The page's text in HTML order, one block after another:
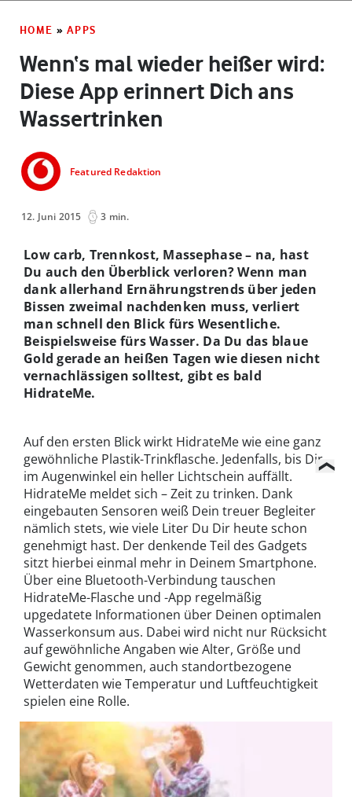
HOME » APPS
Wenn‘s mal wieder heißer wird:
Diese App erinnert Dich ans
Wassertrinken
Featured Redaktion
12. Juni 2015 3 min.
Low carb, Trennkost, Massephase – na, hast
Du auch den Überblick verloren? Wenn man
dank allerhand Ernährungstrends über jeden
Bissen zweimal nachdenken muss, verliert
man schnell den Blick fürs Wesentliche.
Beispielsweise fürs Wasser. Da Du das blaue
Gold gerade an heißen Tagen wie diesen nicht
vernachlässigen solltest, gibt es bald
HidrateMe.
Auf den ersten Blick wirkt HidrateMe wie eine ganz
gewöhnliche Plastik-Trinkflasche. Jedenfalls, bis Dir
im Augenwinkel ein heller Lichtschein auffällt.
HidrateMe meldet sich – Zeit zu trinken. Dank
eingebauten Sensoren weiß Dein treuer Begleiter
nämlich stets, wie viele Liter Du Dir heute schon
genehmigt hast. Der denkende Teil des Gadgets
sitzt hierbei einmal mehr in Deinem Smartphone.
Über eine Bluetooth-Verbindung tauschen
HidrateMe-Flasche und -App regelmäßig
upgedatete Informationen über Deinen optimalen
Wasserkonsum aus. Dabei wird nicht nur Rücksicht
auf gewöhnliche Angaben wie Alter, Größe und
Gewicht genommen, auch standortbezogene
Wetterdaten wie Temperatur und Luftfeuchtigkeit
spielen eine Rolle.